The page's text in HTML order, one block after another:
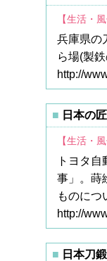
【生活・
兵庫県の
ら場(製
http://
日本の
【生活・
トヨタ
事」。蒔
ものにつ
http://
日本刀